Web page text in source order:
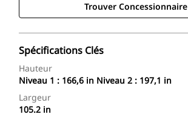
Trouver Concessionnaire
Spécifications Clés
Hauteur
Niveau 1 : 166,6 in Niveau 2 : 197,1 in
Largeur
105.2 in